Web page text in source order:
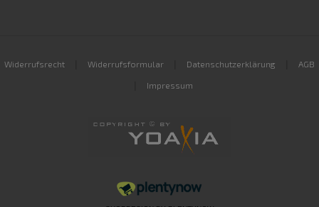
Widerrufsrecht Widerrufsformular Datenschutzerklärung AGB
Impressum